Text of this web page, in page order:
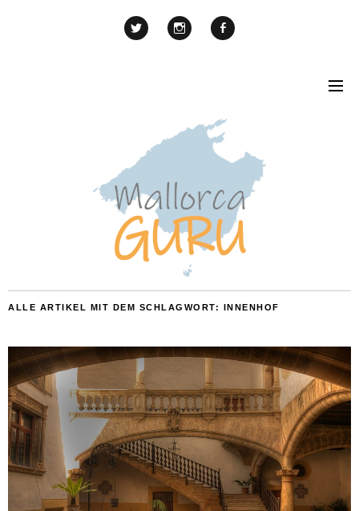
ALLE ARTIKEL MIT DEM SCHLAGWORT: INNENHOF